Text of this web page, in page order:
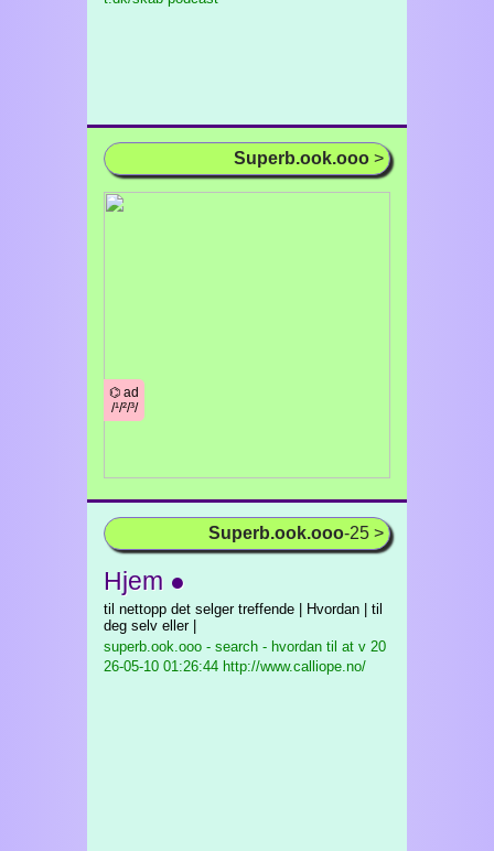
Superb.ook.ooo >
⌬ ad
/¹/²/³/
Superb.ook.ooo-25 >
Hjem ●
til nettopp det selger treffende | Hvordan | til
deg selv eller |
superb.ook.ooo - search - hvordan til at v 20
26-05-10 01:26:44 http://www.calliope.no/